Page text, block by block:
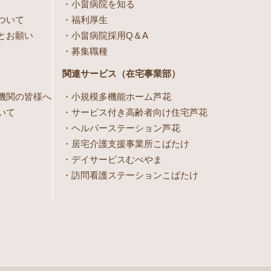
いて
お願い
関の皆様へ
て
小畠病院を知る
福利厚生
小畠病院採用Q＆A
募集職種
関連サービス（在宅事業部）
小規模多機能ホーム芦花
サービス付き高齢者向け住宅芦花
ヘルパーステーション芦花
居宅介護支援事業所こばたけ
デイサービスむべやま
訪問看護ステーションこばたけ